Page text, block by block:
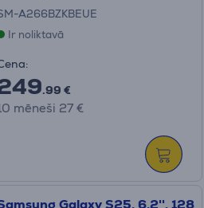
A266BZKBEUE
Ir noliktavā
.99 €
mēneši 27 €
Galaxy S25, 6,2'', 128